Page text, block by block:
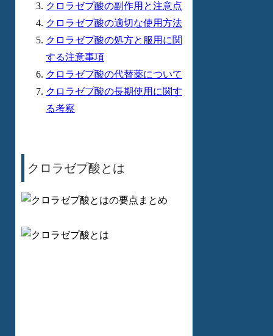
クロラゼプ酸の副作用と注意点
クロラゼプ酸の適切な使用方法
クロラゼプ酸の処方と服用に関
する注意事項
クロラゼプ酸の代替薬について
クロラゼプ酸の長期使用に関す
る考察
クロラゼプ酸とは